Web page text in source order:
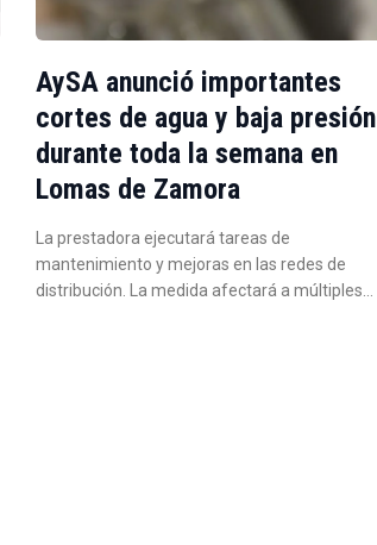
AySA anunció importantes
cortes de agua y baja presión
durante toda la semana en
Lomas de Zamora
La prestadora ejecutará tareas de
mantenimiento y mejoras en las redes de
distribución. La medida afectará a múltiples…